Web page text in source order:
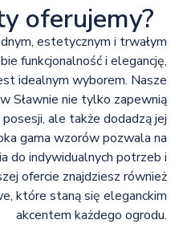
oferujemy?
estetycznym i trwałym
funkcjonalność i elegancję,
idealnym wyborem. Nasze
Sławnie nie tylko zapewnią
ale także dodadzą jej
gama wzorów pozwala na
do indywidualnych potrzeb i
ofercie znajdziesz również
które staną się eleganckim
akcentem każdego ogrodu.